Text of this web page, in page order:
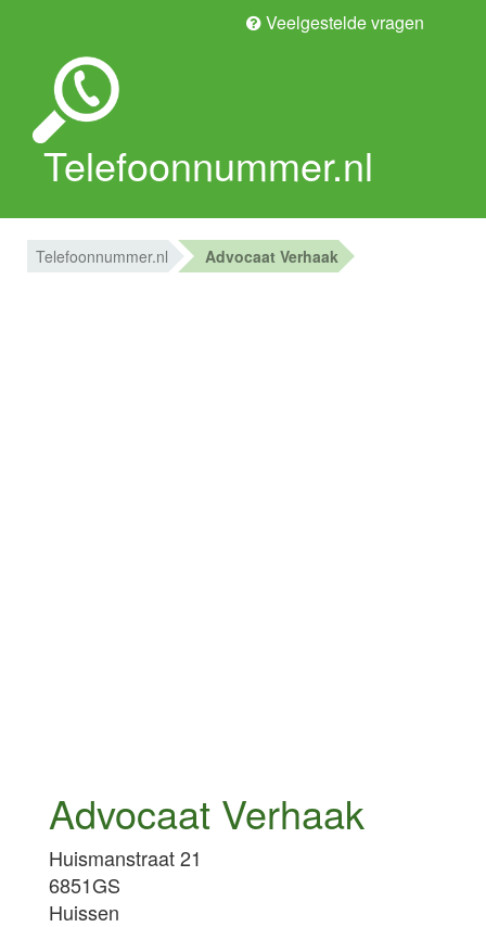
Veelgestelde vragen
Telefoonnummer.nl
Telefoonnummer.nl Advocaat Verhaak
Advocaat Verhaak
Huismanstraat 21
6851GS
Huissen